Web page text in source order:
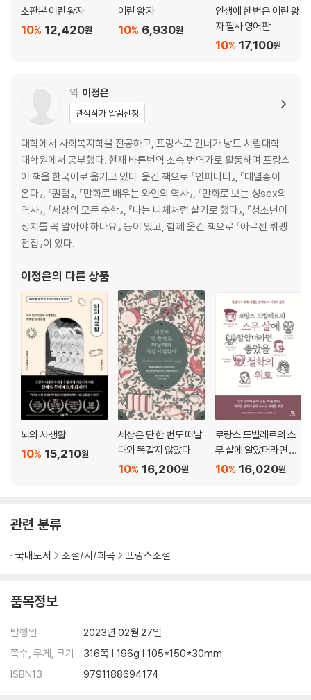
초판본 어린 왕자
12,420원
10%
어린 왕자
6,930원
10%
인생에 한 번은 어린 왕
자 필사 영어판
17,100원
10%
역 이정은
관심작가 알림신청
대학에서 사회복지학을 전공하고, 프랑스로 건너가 낭트 시립대학
대학원에서 공부했다. 현재 바른번역 소속 번역가로 활동하며 프랑스
어 책을 한국어로 옮기고 있다. 옮긴 책으로 『인피니티』, 『대멸종이
온다』, 『퀀텀』, 『만화로 배우는 와인의 역사』, 『만화로 보는 성sex의
역사』, 『세상의 모든 수학』, 『나는 니체처럼 살기로 했다』, 『청소년이
정치를 꼭 알아야 하나요』 등이 있고, 함께 옮긴 책으로 『아르센 뤼팽
전집』이 있다.
이정은의 다른 상품
뇌의 사생활
15,210원
10%
세상은 단 한 번도 떠날
때와 똑같지 않았다
16,200원
10%
로랑스 드빌레르의 스
무 살에 알았더라면 좋
았을 철학의 위로
16,020원
10%
관련 분류
국내도서 소설/시/희곡 프랑스소설
품목정보
발행일
2023년 02월 27일
쪽수, 무게, 크기
316쪽 | 196g | 105*150*30mm
ISBN13
9791188694174